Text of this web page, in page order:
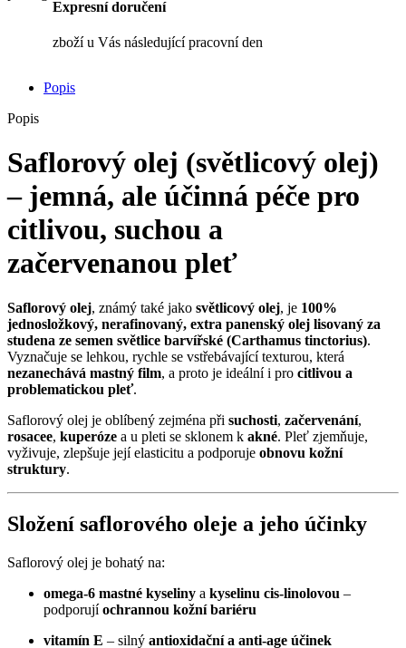
Expresní doručení
zboží u Vás následující pracovní den
Popis
Popis
Saflorový olej (světlicový olej)
– jemná, ale účinná péče pro
citlivou, suchou a
začervenanou pleť
Saflorový olej, známý také jako světlicový olej, je 100%
jednosložkový, nerafinovaný, extra panenský olej lisovaný za
studena ze semen světlice barvířské (Carthamus tinctorius).
Vyznačuje se lehkou, rychle se vstřebávající texturou, která
nezanechává mastný film, a proto je ideální i pro citlivou a
problematickou pleť.
Saflorový olej je oblíbený zejména při suchosti, začervenání,
rosacee, kuperóze a u pleti se sklonem k akné. Pleť zjemňuje,
vyživuje, zlepšuje její elasticitu a podporuje obnovu kožní
struktury.
Složení saflorového oleje a jeho účinky
Saflorový olej je bohatý na:
omega-6 mastné kyseliny a kyselinu cis-linolovou –
podporujíochrannou kožní bariéru
vitamín E – silný antioxidační a anti-age účinek